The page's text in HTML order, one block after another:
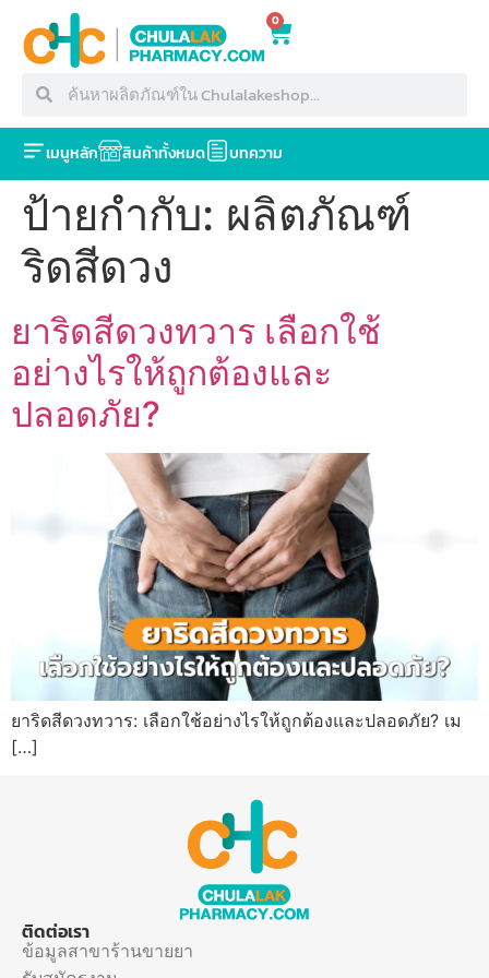
0
เมนูหลัก สินค้าทั้งหมด บทความ
ป้ายกำกับ: ผลิตภัณฑ์
ริดสีดวง
ยาริดสีดวงทวาร เลือกใช้
อย่างไรให้ถูกต้องและ
ปลอดภัย?
ยาริดสีดวงทวาร: เลือกใช้อย่างไรให้ถูกต้องและปลอดภัย? เม
[…]
ติดต่อเรา
ข้อมูลสาขาร้านขายยา